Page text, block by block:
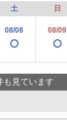
土
08/08
日
08/09
も見ています